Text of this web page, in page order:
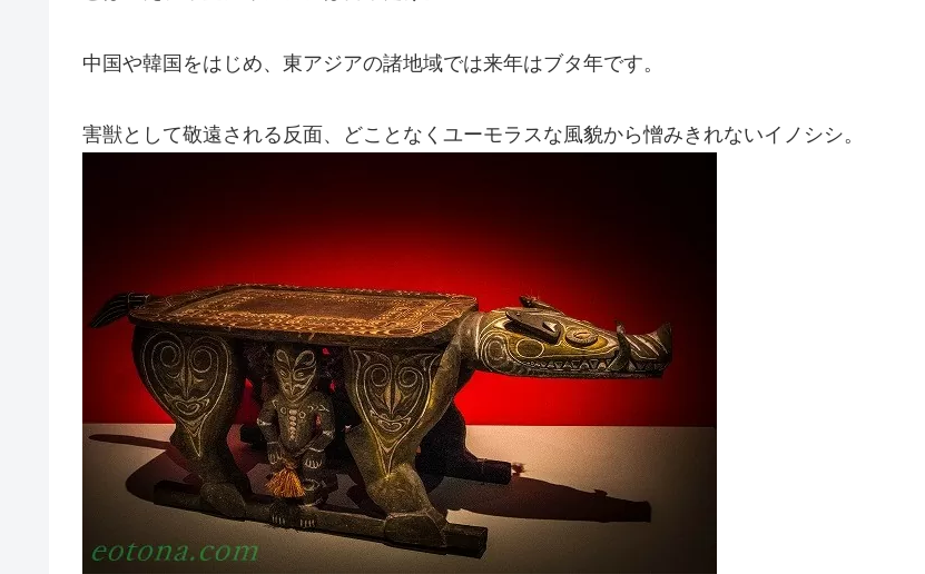
中国や韓国をはじめ、東アジアの諸地域では来年はブタ年です。
害獣として敬遠される反面、どことなくユーモラスな風貌から憎みきれないイノシシ。